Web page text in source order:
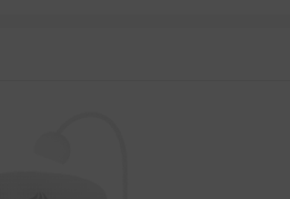
东+一致行动人，套现